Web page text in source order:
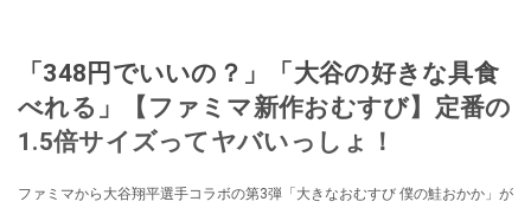
「348円でいいの？」「大谷の好きな具食
べれる」【ファミマ新作おむすび】定番の
1.5倍サイズってヤバいっしょ！
ファミマから大谷翔平選手コラボの第3弾「大きなおむすび 僕の鮭おかか」が